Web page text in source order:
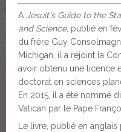
A Jesuit's Guide to the
and Science, publié en
du frère Guy
Michigan, il a rejoint la
avoir obtenu une licence
doctorat en sciences
En 2015, il a été nommé
Vatican par le Pape
Le livre, publié en